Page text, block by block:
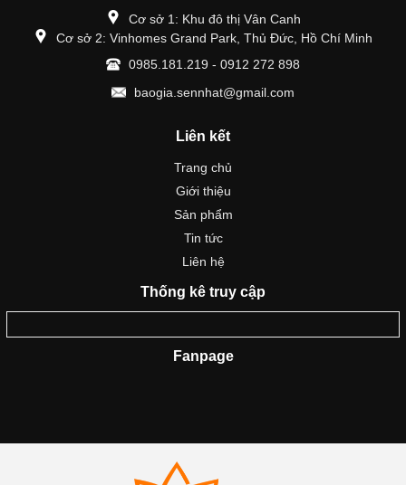
Cơ sở 1: Khu đô thị Vân Canh
Cơ sở 2: Vinhomes Grand Park, Thủ Đức, Hồ Chí Minh
0985.181.219 - 0912 272 898
baogia.sennhat@gmail.com
Liên kết
Trang chủ
Giới thiệu
Sản phẩm
Tin tức
Liên hệ
Thống kê truy cập
Fanpage